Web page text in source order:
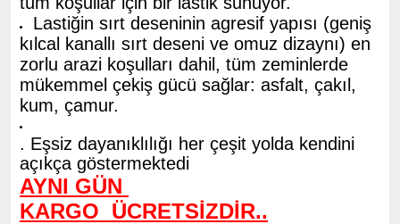
Lastiğin sırt deseninin agresif yapısı (geniş
kılcal kanallı sırt deseni ve omuz dizaynı) en
zorlu arazi koşulları dahil, tüm zeminlerde
mükemmel çekiş gücü sağlar: asfalt, çakıl,
kum, çamur.
. Eşsiz dayanıklılığı her çeşit yolda kendini
açıkça göstermektedi
AYNI GÜN
KARGO ÜCRETSİZDİR..